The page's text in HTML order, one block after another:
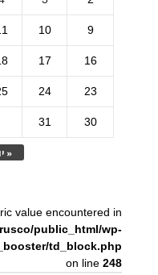
«
9
10
16
17
23
24
30
31
value encountered in
public_html/wp-
td_block.php
on line248